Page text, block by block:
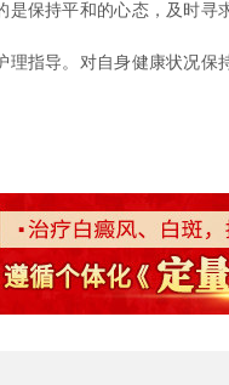
是保持平和的心态，及时寻
理指导。对自身健康状况保